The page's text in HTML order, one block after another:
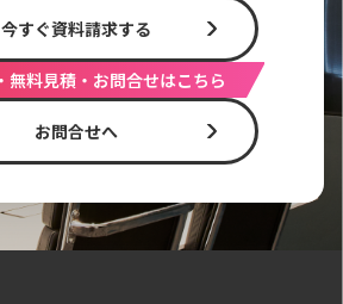
今すぐ資料請求する
無料見積・お問合せはこちら
お問合せへ